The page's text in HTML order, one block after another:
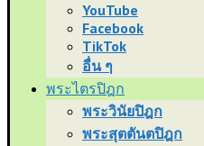
YouTube
Facebook
TikTok
อื่น ๆ
พระไตรปิฎก
พระวินัยปิฎก
พระสุตตันตปิฎก